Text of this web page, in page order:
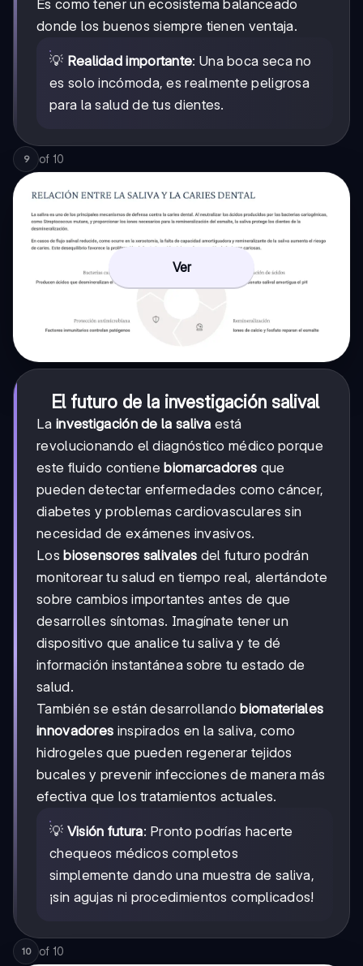
Es como tener un ecosistema balanceado
donde los buenos siempre tienen ventaja.
💡 Realidad importante: Una boca seca no
es solo incómoda, es realmente peligrosa
para la salud de tus dientes.
9 of 10
Ver
El futuro de la investigación salival
La investigación de la saliva está
revolucionando el diagnóstico médico porque
este fluido contienebiomarcadores que
pueden detectar enfermedades como cáncer,
diabetes y problemas cardiovasculares sin
necesidad de exámenes invasivos.
Losbiosensores salivales del futuro podrán
monitorear tu salud en tiempo real, alertándote
sobre cambios importantes antes de que
desarrolles síntomas. Imagínate tener un
dispositivo que analice tu saliva y te dé
información instantánea sobre tu estado de
salud.
También se están desarrollandobiomateriales
innovadores inspirados en la saliva, como
hidrogeles que pueden regenerar tejidos
bucales y prevenir infecciones de manera más
efectiva que los tratamientos actuales.
💡 Visión futura: Pronto podrías hacerte
chequeos médicos completos
simplemente dando una muestra de saliva,
¡sin agujas ni procedimientos complicados!
10 of 10